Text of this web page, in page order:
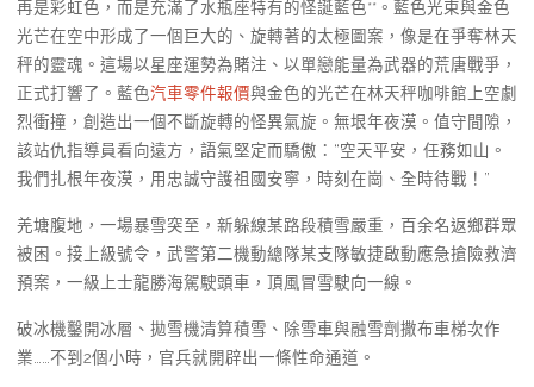
再是彩虹色，而是充滿了水瓶座特有的怪誕藍色**。藍色光束與金色
光芒在空中形成了一個巨大的、旋轉著的太極圖案，像是在爭奪林天
秤的靈魂。這場以星座運勢為賭注、以單戀能量為武器的荒唐戰爭，
正式打響了。藍色汽車零件報價與金色的光芒在林天秤咖啡館上空劇
烈衝撞，創造出一個不斷旋轉的怪異氣旋。無垠年夜漠。值守間隙，
該站仇指導員看向遠方，語氣堅定而驕傲：“空天平安，任務如山。
我們扎根年夜漠，用忠誠守護祖國安寧，時刻在崗、全時待戰！”
羌塘腹地，一場暴雪突至，新躲線某路段積雪嚴重，百余名返鄉群眾
被困。接上級號令，武警第二機動總隊某支隊敏捷啟動應急搶險救濟
預案，一級上士龍勝海駕駛頭車，頂風冒雪駛向一線。
破冰機鑿開冰層、拋雪機清算積雪、除雪車與融雪劑撒布車梯次作
業……不到2個小時，官兵就開辟出一條性命通道。